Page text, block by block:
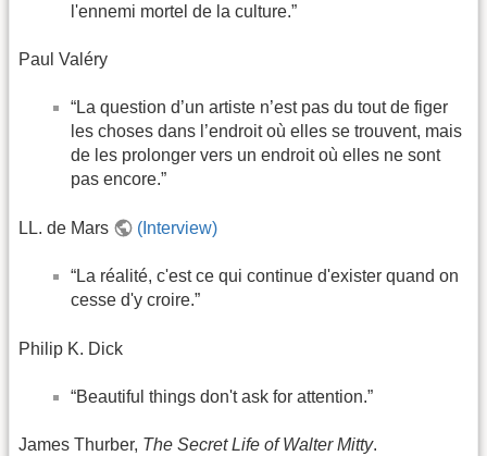
l'ennemi mortel de la culture.”
Paul Valéry
“La question d’un artiste n’est pas du tout de figer
les choses dans l’endroit où elles se trouvent, mais
de les prolonger vers un endroit où elles ne sont
pas encore.”
LL. de Mars (Interview)
“La réalité, c'est ce qui continue d'exister quand on
cesse d'y croire.”
Philip K. Dick
“Beautiful things don't ask for attention.”
James Thurber, The Secret Life of Walter Mitty.